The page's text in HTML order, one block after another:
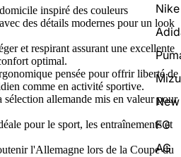
Nike
FG
AG
inspiré des couleurs
des détails modernes pour un look
et respirant assurant une excellente
optimal.
pensée pour offrir liberté de
comme en activité sportive.
sélection allemande mis en valeur pour
pour le sport, les entraînements et
l'Allemagne lors de la Coupe du